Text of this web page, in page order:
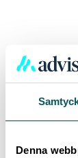
Denna